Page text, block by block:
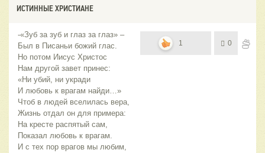
ИСТИННЫЕ ХРИСТИАНЕ
-«Зуб за зуб и глаз за глаз» –
Был в Писаньи божий глас.
Но потом Иисус Христос
Нам другой завет принес:
«Ни убий, ни укради
И любовь к врагам найди…»
Чтоб в людей вселилась вера,
Жизнь отдал он для примера:
На кресте распятый сам,
Показал любовь к врагам.
И с тех пор врагов мы любим,
1 0